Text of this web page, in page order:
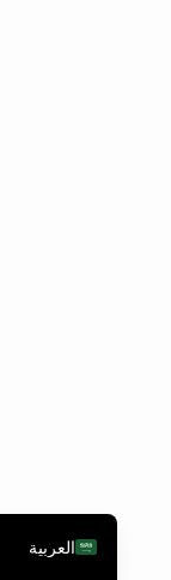
اجراءات القبولالعربية